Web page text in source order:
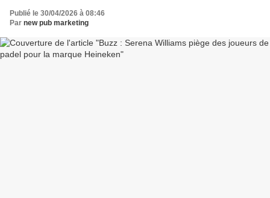
Publié le 30/04/2026 à 08:46
Par new pub marketing